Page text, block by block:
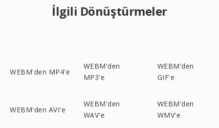
İlgili Dönüştürmeler
WEBM'den MP4'e
WEBM'den
MP3'e
WEBM'den
GIF'e
WEBM'den AVI'e
WEBM'den
WAV'e
WEBM'den
WMV'e